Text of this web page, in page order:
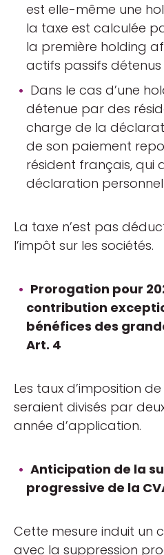
est elle-même une
la taxe est calculée
la première holding
actifs passifs
Dans le cas d’une
détenue par des
charge de la
de son paiement
résident français, qui
déclaration
La taxe n’est pas
l’impôt sur les sociétés.
Prorogation pour
contribution
bénéfices des
Art. 4
Les taux d’imposition
seraient divisés par
année d’application.
Anticipation de la
progressive de la
Cette mesure induit un
avec la suppression